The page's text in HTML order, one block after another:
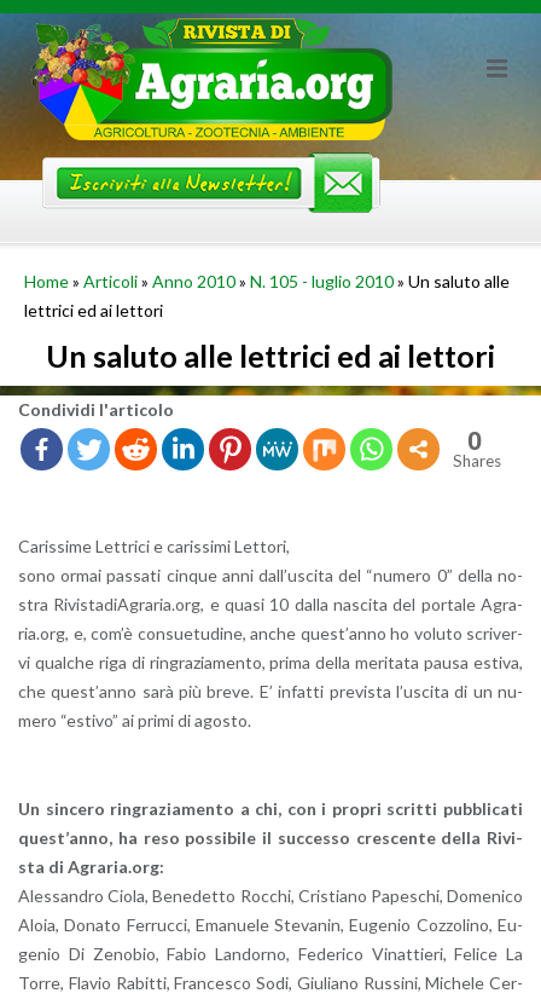
Skip
content
Home» Articoli» Anno 2010» N. 105 - luglio 2010» Un saluto alle
lettrici ed ai lettori
Un saluto alle lettrici ed ai lettori
Con­di­vi­di l'ar­ti­co­lo
0
Shares
Ca­ris­si­me Let­tri­ci e ca­ris­si­mi Let­to­ri,
sono ormai pas­sa­ti cin­que anni dal­l’u­sci­ta del “nu­me­ro 0” della no­
stra Ri­vi­sta­diA­gra­ria.org, e quasi 10 dalla na­sci­ta del por­ta­le Agra­
ria.org, e, com’è con­sue­tu­di­ne, anche que­st’an­no ho vo­lu­to scri­ver­
vi qual­che riga di rin­gra­zia­men­to, prima della me­ri­ta­ta pausa esti­va,
che que­st’an­no sarà più breve. E’ in­fat­ti pre­vi­sta l’u­sci­ta di un nu­
me­ro “esti­vo” ai primi di ago­sto.
Un sin­ce­ro rin­gra­zia­men­to a chi, con i pro­pri scrit­ti pub­bli­ca­ti
que­st’an­no, ha reso pos­si­bi­le il suc­ces­so cre­scen­te della Ri­vi­
sta di Agra­ria.org:
Ales­san­dro Ciola, Be­ne­det­to Roc­chi, Cri­stia­no Pa­pe­schi, Do­me­ni­co
Aloia, Do­na­to Fer­ruc­ci, Ema­nue­le Ste­va­nin, Eu­ge­nio Coz­zo­li­no, Eu­
ge­nio Di Ze­no­bio, Fabio Lan­dor­no, Fe­de­ri­co Vi­nat­tie­ri, Fe­li­ce La
Torre, Fla­vio Ra­bit­ti, Fran­ce­sco Sodi, Giu­lia­no Rus­si­ni, Mi­che­le Cer­